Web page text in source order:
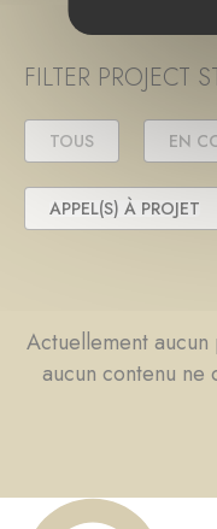
FILTER PROJECT
TOUS EN
APPEL(S) À PROJET
Actuellement
aucun contenu